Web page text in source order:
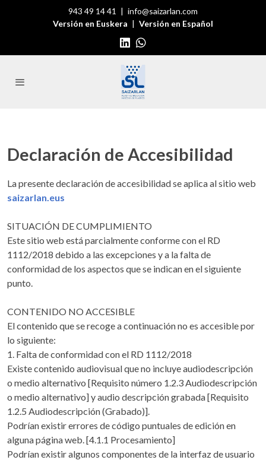
943 49 14 41 | info@saizarlan.com
Versión en Euskera | Versión en Español
Declaración de Accesibilidad
La presente declaración de accesibilidad se aplica al sitio web
saizarlan.eus
SITUACIÓN DE CUMPLIMIENTO
Este sitio web está parcialmente conforme con el RD
1112/2018 debido a las excepciones y a la falta de
conformidad de los aspectos que se indican en el siguiente
punto.
CONTENIDO NO ACCESIBLE
El contenido que se recoge a continuación no es accesible por
lo siguiente:
1. Falta de conformidad con el RD 1112/2018
Existe contenido audiovisual que no incluye audiodescripción
o medio alternativo [Requisito número 1.2.3 Audiodescripción
o medio alternativo] y audio descripción grabada [Requisito
1.2.5 Audiodescripción (Grabado)].
Podrían existir errores de código puntuales de edición en
alguna página web. [4.1.1 Procesamiento]
Podrían existir algunos componentes de la interfaz de usuario